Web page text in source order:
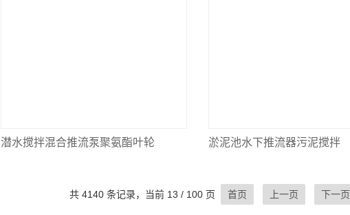
潜水搅拌混合推流泵聚氨酯叶轮 淤泥池水下推流器污泥搅拌
共 4140 条记录，当前 13 / 100 页 首页 上一页 下一页